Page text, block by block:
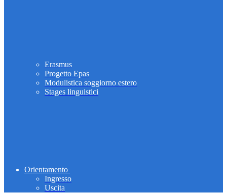
Erasmus
Progetto Epas
Modulistica soggiorno estero
Stages linguistici
Orientamento
Ingresso
Uscita